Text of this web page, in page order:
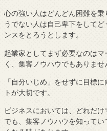
心の強い人はどんどん困難を
うでない人は自己卑下をして
ンスをとろうとします。
起業家としてまず必要なのは
く、集客ノウハウでもありませ
「自分いじめ」をせずに目標
トが大切です。
ビジネスにおいては、どれだ
でも、集客ノウハウを知って